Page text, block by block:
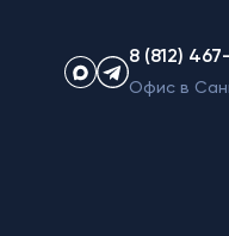
8 (812)
Офис в